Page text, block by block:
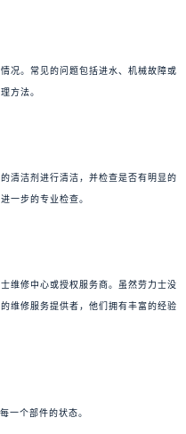
况。常见的问题包括进水、机械故障或
方法。
清洁剂进行清洁，并检查是否有明显的
一步的专业检查。
维修中心或授权服务商。虽然劳力士没
维修服务提供者，他们拥有丰富的经验
一个部件的状态。